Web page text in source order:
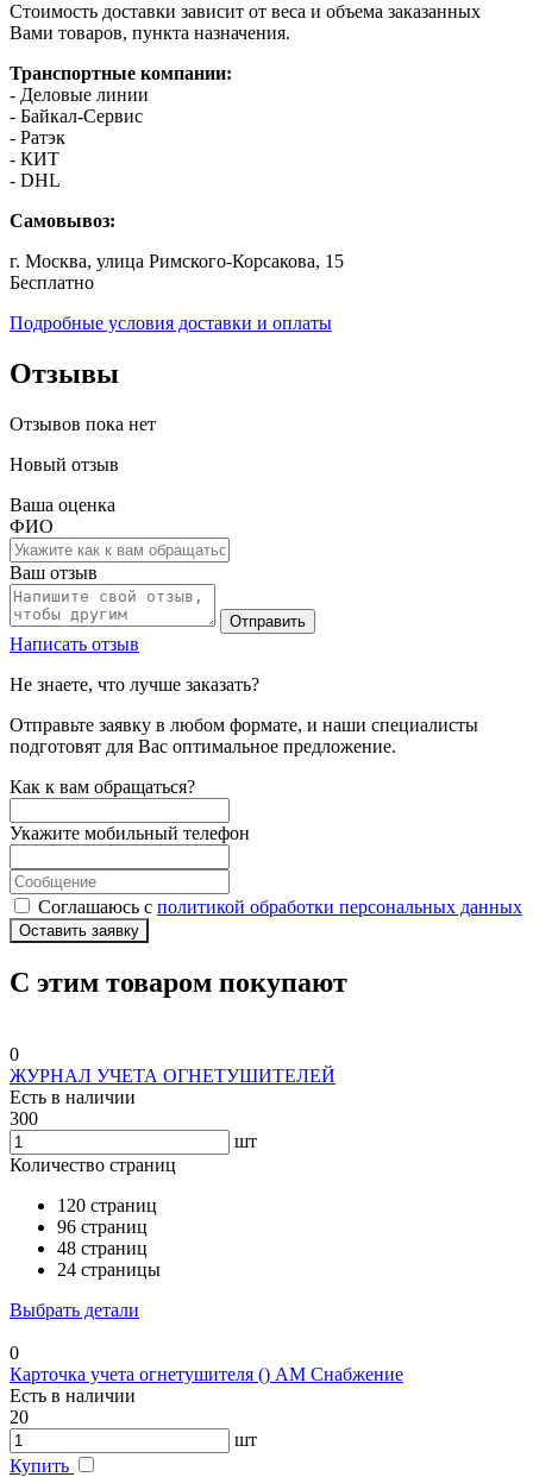
Стоимость доставки зависит от веса и объема заказанных
Вами товаров, пункта назначения.
Транспортные компании:
- Деловые линии
- Байкал-Сервис
- Ратэк
- КИТ
- DHL
Самовывоз:
г. Москва, улица Римского-Корсакова, 15
Бесплатно
Подробные условия доставки и оплаты
Отзывы
Отзывов пока нет
Новый отзыв
Ваша оценка
ФИО
Ваш отзыв
Отправить
Написать отзыв
Не знаете, что лучше заказать?
Отправьте заявку в любом формате, и наши специалисты
подготовят для Вас оптимальное предложение.
Как к вам обращаться?
Укажите мобильный телефон
Соглашаюсь с политикой обработки персональных данных
Оставить заявку
С этим товаром покупают
0
ЖУРНАЛ УЧЕТА ОГНЕТУШИТЕЛЕЙ
Есть в наличии
300
шт
Количество страниц
120 страниц
96 страниц
48 страниц
24 страницы
Выбрать детали
0
Карточка учета огнетушителя () АМ Снабжение
Есть в наличии
20
шт
Купить